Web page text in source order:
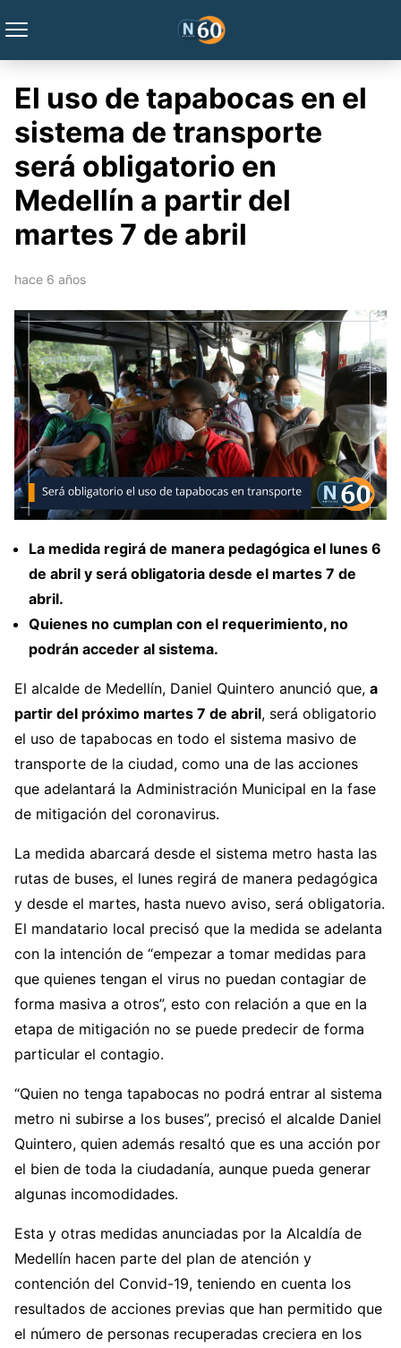
El uso de tapabocas en el
sistema de transporte
será obligatorio en
Medellín a partir del
martes 7 de abril
hace 6 años
La medida regirá de manera pedagógica el lunes 6
de abril y será obligatoria desde el martes 7 de
abril.
Quienes no cumplan con el requerimiento, no
podrán acceder al sistema.
El alcalde de Medellín, Daniel Quintero anunció que, a
partir del próximo martes 7 de abril, será obligatorio
el uso de tapabocas en todo el sistema masivo de
transporte de la ciudad, como una de las acciones
que adelantará la Administración Municipal en la fase
de mitigación del coronavirus.
La medida abarcará desde el sistema metro hasta las
rutas de buses, el lunes regirá de manera pedagógica
y desde el martes, hasta nuevo aviso, será obligatoria.
El mandatario local precisó que la medida se adelanta
con la intención de “empezar a tomar medidas para
que quienes tengan el virus no puedan contagiar de
forma masiva a otros”, esto con relación a que en la
etapa de mitigación no se puede predecir de forma
particular el contagio.
“Quien no tenga tapabocas no podrá entrar al sistema
metro ni subirse a los buses”, precisó el alcalde Daniel
Quintero, quien además resaltó que es una acción por
el bien de toda la ciudadanía, aunque pueda generar
algunas incomodidades.
Esta y otras medidas anunciadas por la Alcaldía de
Medellín hacen parte del plan de atención y
contención del Convid-19, teniendo en cuenta los
resultados de acciones previas que han permitido que
el número de personas recuperadas creciera en los